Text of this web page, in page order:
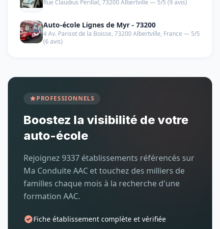
Rue Claudius Perillat, 73200 Albertville — 5/5 (9 avis)
Auto-école Lignes de Myr - 73200
4 Av. Parisot de la Boisse, 73200 Albertville, France — 5/5
(6 avis)
PROFESSIONNELS
Boostez la visibilité de votre
auto-école
Rejoignez 9337 établissements référencés sur
Ma Conduite AAC et touchez des milliers de
familles chaque mois à la recherche d'une
formation AAC.
Fiche établissement complète et vérifiée